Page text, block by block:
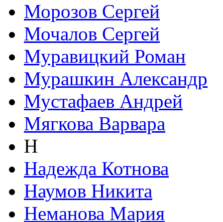
Морозов Сергей
Мочалов Сергей
Муравицкий Роман
Мурашкин Александр
Мустафаев Андрей
Мягкова Варвара
Н
Надежда Котнова
Наумов Никита
Неманова Мария